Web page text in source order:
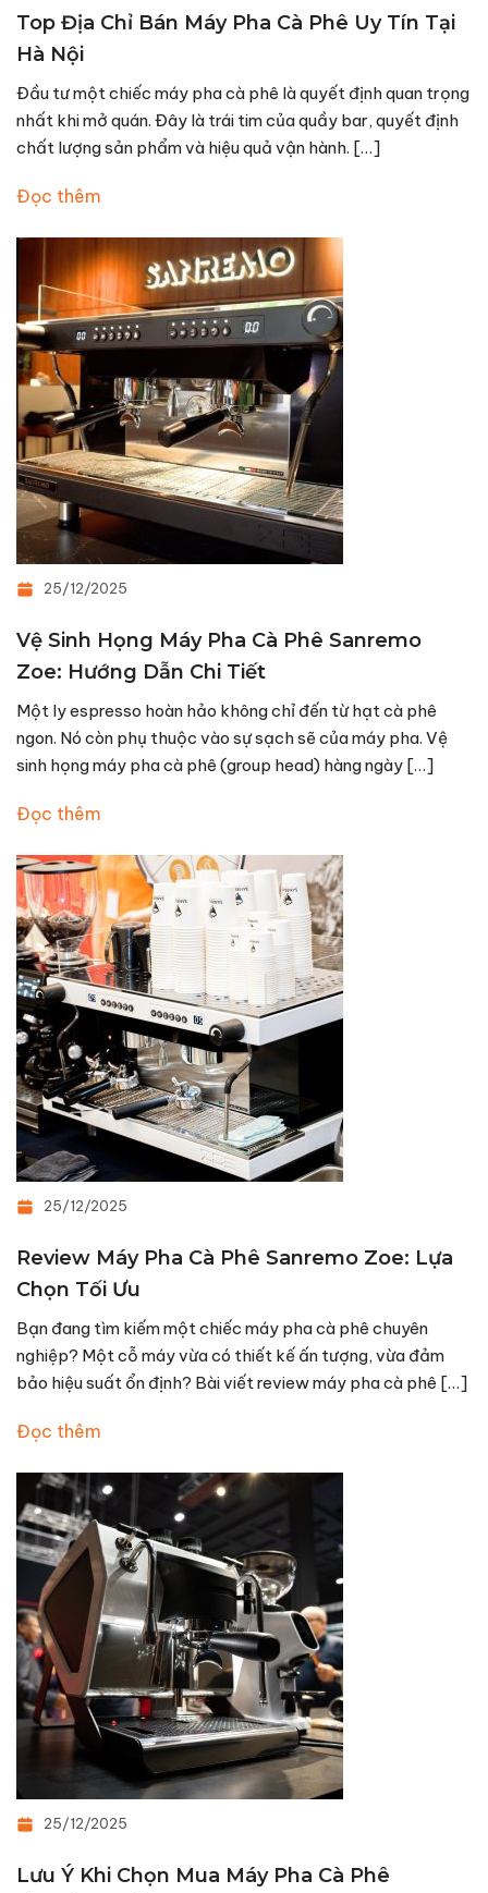
Top Địa Chỉ Bán Máy Pha Cà Phê Uy Tín Tại
Hà Nội
Đầu tư một chiếc máy pha cà phê là quyết định quan trọng
nhất khi mở quán. Đây là trái tim của quầy bar, quyết định
chất lượng sản phẩm và hiệu quả vận hành. […]
Đọc thêm
25/12/2025
Vệ Sinh Họng Máy Pha Cà Phê Sanremo
Zoe: Hướng Dẫn Chi Tiết
Một ly espresso hoàn hảo không chỉ đến từ hạt cà phê
ngon. Nó còn phụ thuộc vào sự sạch sẽ của máy pha. Vệ
sinh họng máy pha cà phê (group head) hàng ngày […]
Đọc thêm
25/12/2025
Review Máy Pha Cà Phê Sanremo Zoe: Lựa
Chọn Tối Ưu
Bạn đang tìm kiếm một chiếc máy pha cà phê chuyên
nghiệp? Một cỗ máy vừa có thiết kế ấn tượng, vừa đảm
bảo hiệu suất ổn định? Bài viết review máy pha cà phê […]
Đọc thêm
25/12/2025
Lưu Ý Khi Chọn Mua Máy Pha Cà Phê